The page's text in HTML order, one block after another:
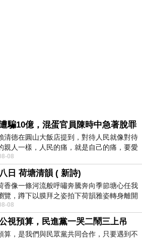
騙10億，混蛋官員陳時中急著脫罪
清德在圓山大飯店提到，對待人民就像對待
親人一樣，人民的痛，就是自己的痛，要愛
，說的這麼好聽，實際上根本沒做
08
日 荷塘清韻 ( 新詩)
香像一條河流般呼嘯奔騰奔向季節塘心任我
覽，蹲下以膜拜之姿拍下荷韻雅姿轉身離開
美麗的遐想掛在亭亭葉柄上盼望
08
視預算，民進黨一哭二鬧三上吊
算，是我們與民眾黨共同合作，只要遇到不